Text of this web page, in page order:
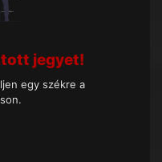
jegyet!
egy székre a